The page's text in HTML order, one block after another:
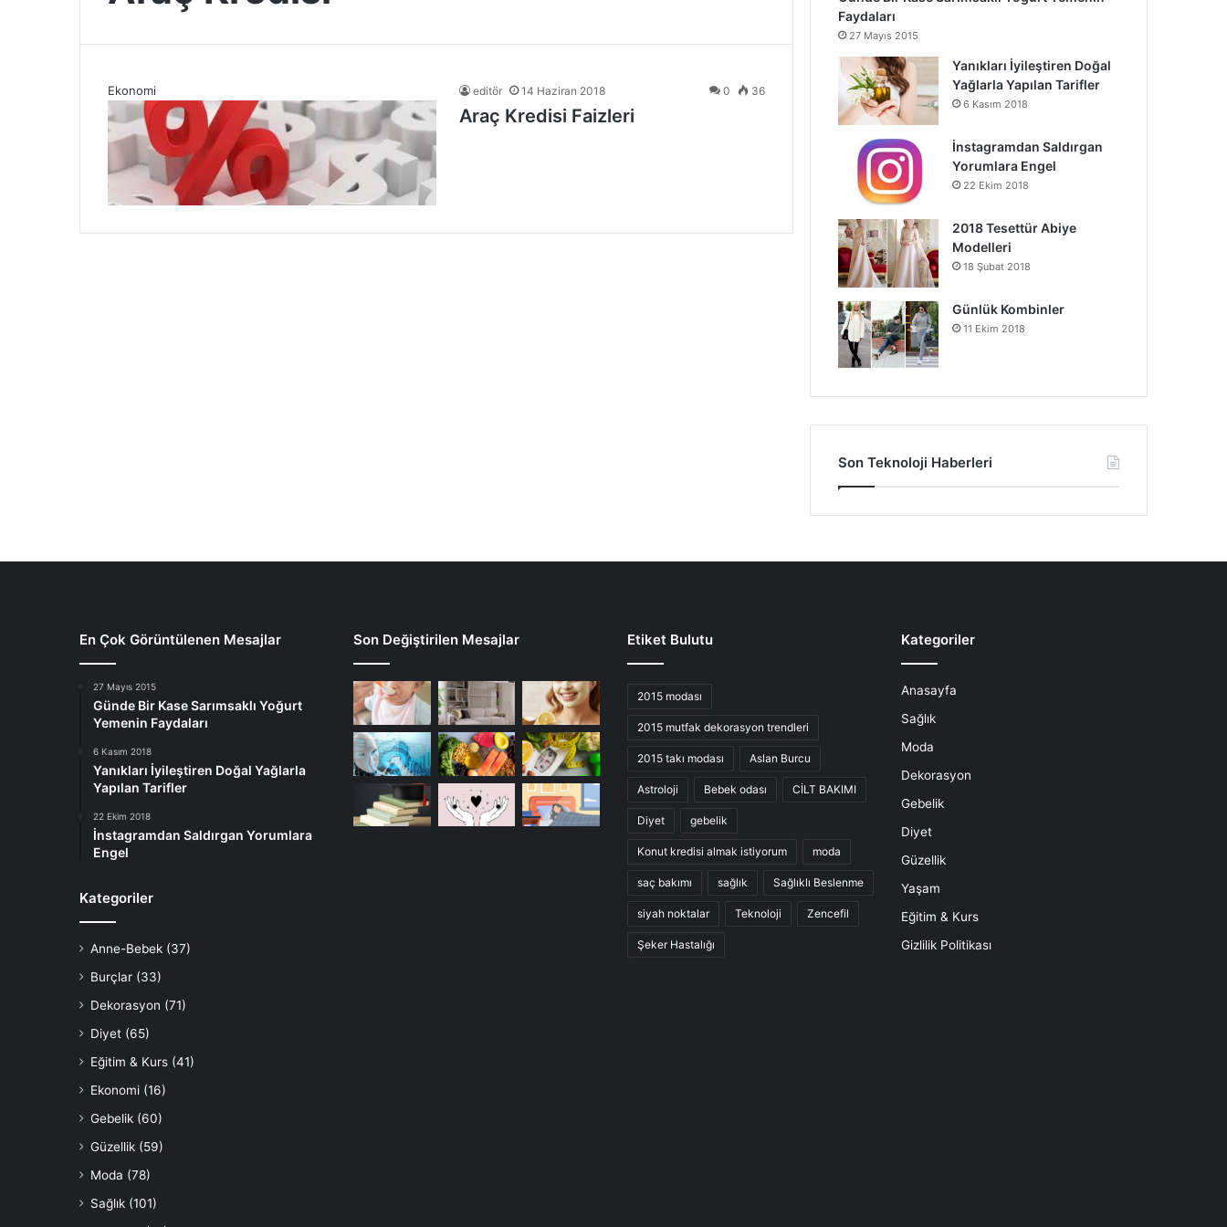
Ekonomi editör 14 Haziran 2018 0 36
Araç Kredisi Faizleri
Faydaları
27 Mayıs 2015
Yanıkları İyileştiren Doğal
Yağlarla Yapılan Tarifler
6 Kasım 2018
İnstagramdan Saldırgan
Yorumlara Engel
22 Ekim 2018
2018 Tesettür Abiye
Modelleri
18 Şubat 2018
Günlük Kombinler
11 Ekim 2018
Son Teknoloji Haberleri
En Çok Görüntülenen Mesajlar
27 Mayıs 2015
Günde Bir Kase Sarımsaklı Yoğurt
Yemenin Faydaları
6 Kasım 2018
Yanıkları İyileştiren Doğal Yağlarla
Yapılan Tarifler
22 Ekim 2018
İnstagramdan Saldırgan Yorumlara
Engel
Kategoriler
Anne-Bebek (37)
Burçlar (33)
Dekorasyon (71)
Diyet (65)
Eğitim & Kurs (41)
Ekonomi (16)
Gebelik (60)
Güzellik (59)
Moda (78)
Sağlık (101)
Son Değiştirilen Mesajlar Etiket Bulutu
2015 modası
2015 mutfak dekorasyon trendleri
2015 takı modası Aslan Burcu
Astroloji Bebek odası CİLT BAKIMI
Diyet gebelik
Konut kredisi almak istiyorum moda
saç bakımı sağlık Sağlıklı Beslenme
siyah noktalar Teknoloji Zencefil
Şeker Hastalığı
Kategoriler
Anasayfa
Sağlık
Moda
Dekorasyon
Gebelik
Diyet
Güzellik
Yaşam
Eğitim & Kurs
Gizlilik Politikası